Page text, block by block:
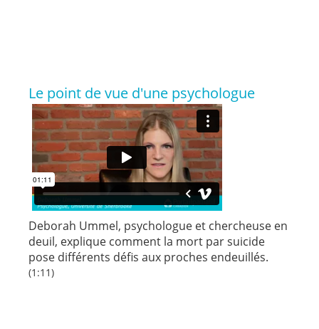
Le point de vue d'une psychologue
Deborah Ummel, psychologue et chercheuse en
deuil, explique comment la mort par suicide
pose différents défis aux proches endeuillés.
(1:11)